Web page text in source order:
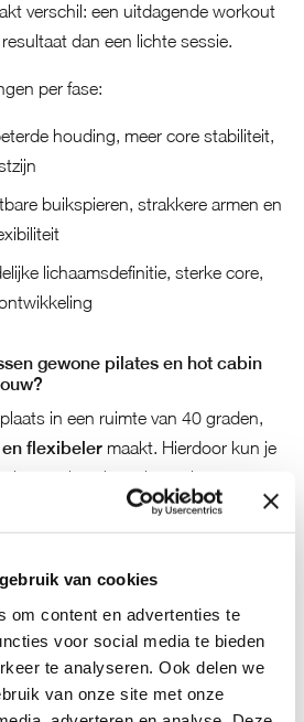
van cookies
om content en advertenties te
voor social media te bieden
te analyseren. Ook delen we
van onze site met onze
verschil: een uitdagende workout
dan een lichte sessie.
per fase:
houding, meer core stabiliteit,
buikspieren, strakkere armen en
lichaamsdefinitie, sterke core,
gewone pilates en hot cabin
in een ruimte van 40 graden,
flexibelermaakt. Hierdoor kun je
en je spieren intensiever
doorbloeding door de warmte zorgt
naar je spieren, wat het herstel
zonder het te merken. Je
verbrandt meer calorieën en je
reinigend effect heeft. De
en beweging stimuleert je